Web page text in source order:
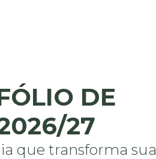
DE
27
que transforma sua